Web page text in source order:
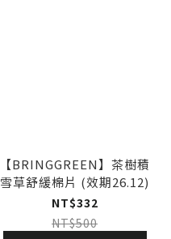
【BRINGGREEN】茶樹積
雪草舒緩棉片 (效期26.12)
NT$332
NT$500